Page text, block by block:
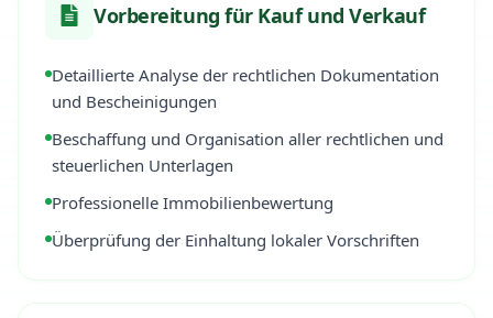
Vorbereitung für Kauf und Verkauf
Detaillierte Analyse der rechtlichen Dokumentation
und Bescheinigungen
Beschaffung und Organisation aller rechtlichen und
steuerlichen Unterlagen
Professionelle Immobilienbewertung
Überprüfung der Einhaltung lokaler Vorschriften